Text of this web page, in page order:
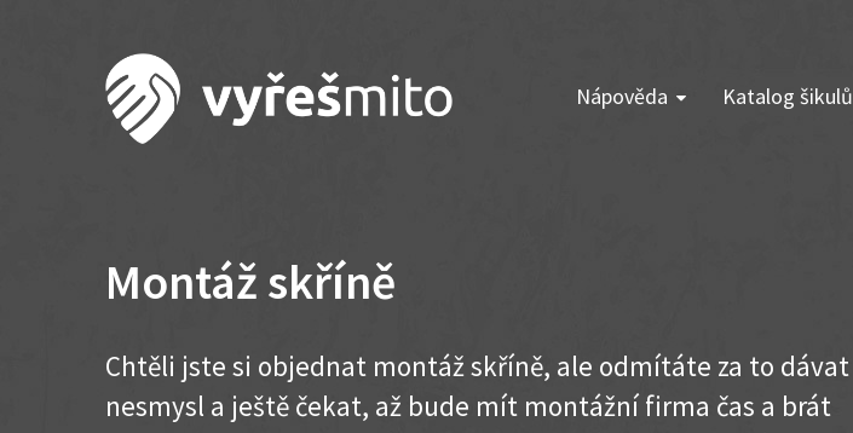
Nápověda Katalog šikulů
Montáž skříně
Chtěli jste si objednat montáž skříně, ale odmítáte za to dávat
nesmysl a ještě čekat, až bude mít montážní firma čas a brát